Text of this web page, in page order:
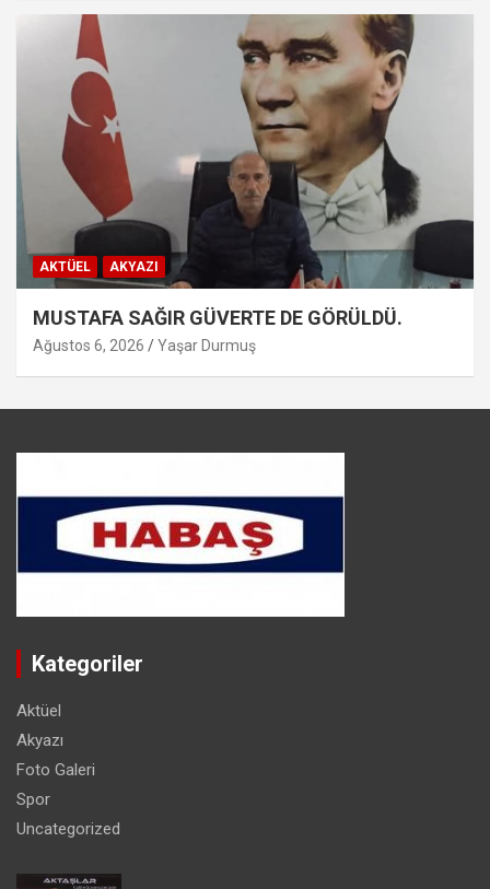
AKTÜEL AKYAZI
MUSTAFA SAĞIR GÜVERTE DE GÖRÜLDÜ.
Ağustos 6, 2026 Yaşar Durmuş
Kategoriler
Aktüel
Akyazı
Foto Galeri
Spor
Uncategorized